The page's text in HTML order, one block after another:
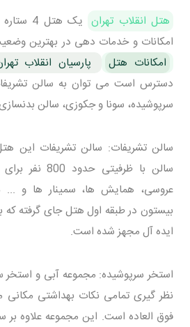
هتل انقلاب تهران
یک
امکانات و خدمات دهی در بهترین
امکانات هتل
پارسیان انقلاب
دسترس است می توان به سالن
سرپوشیده، سونا و جکوزی، سالن
سالن تشریفات: سالن تشریفات این
سالن با ظرفیتی
عروسی، همایش ها، سمینار ها و
بیستون در طبقه اول هتل جای گرفته که
ایده آل مجهز شده است.
استخر سرپوشیده: مجموعه آبی و استخر
نظر گیری تمامی نکات بهداشتی
فوق العاده است. این مجموعه علاوه بر